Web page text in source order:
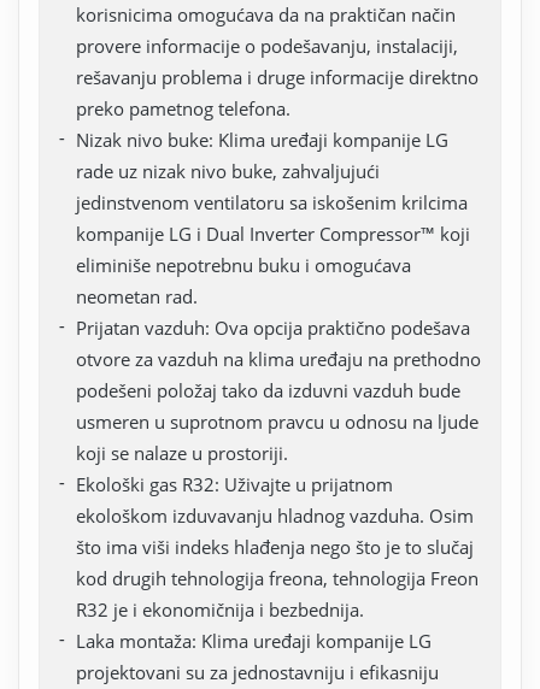
korisnicima omogućava da na praktičan način
provere informacije o podešavanju, instalaciji,
rešavanju problema i druge informacije direktno
preko pametnog telefona.
Nizak nivo buke: Klima uređaji kompanije LG
rade uz nizak nivo buke, zahvaljujući
jedinstvenom ventilatoru sa iskošenim krilcima
kompanije LG i Dual Inverter Compressor™ koji
eliminiše nepotrebnu buku i omogućava
neometan rad.
Prijatan vazduh: Ova opcija praktično podešava
otvore za vazduh na klima uređaju na prethodno
podešeni položaj tako da izduvni vazduh bude
usmeren u suprotnom pravcu u odnosu na ljude
koji se nalaze u prostoriji.
Ekološki gas R32: Uživajte u prijatnom
ekološkom izduvavanju hladnog vazduha. Osim
što ima viši indeks hlađenja nego što je to slučaj
kod drugih tehnologija freona, tehnologija Freon
R32 je i ekonomičnija i bezbednija.
Laka montaža: Klima uređaji kompanije LG
projektovani su za jednostavniju i efikasniju